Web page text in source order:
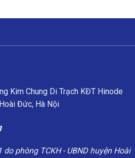
Kim Chung Di Trạch KĐT Hinode
Đức, Hà Nội
phòng TCKH - UBND huyện Hoài